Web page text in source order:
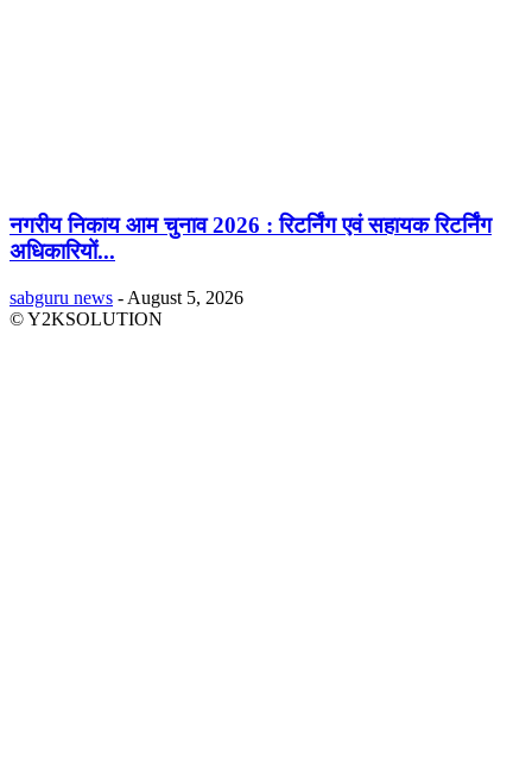
नगरीय निकाय आम चुनाव 2026 : रिटर्निंग एवं सहायक रिटर्निंग
अधिकारियों...
sabguru news - August 5, 2026
© Y2KSOLUTION